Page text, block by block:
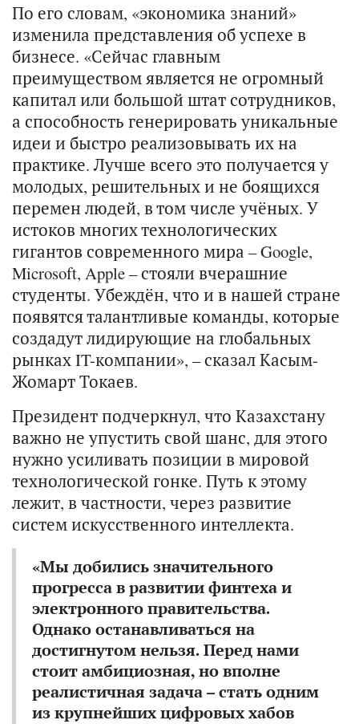
По его словам, «экономика знаний»
изменила представления об успехе в
бизнесе. «Сейчас главным
преимуществом является не огромный
капитал или большой штат сотрудников,
а способность генерировать уникальные
идеи и быстро реализовывать их на
практике. Лучше всего это получается у
молодых, решительных и не боящихся
перемен людей, в том числе учёных. У
истоков многих технологических
гигантов современного мира – Google,
Microsoft, Apple – стояли вчерашние
студенты. Убеждён, что и в нашей стране
появятся талантливые команды, которые
создадут лидирующие на глобальных
рынках IT-компании», – сказал Касым-
Жомарт Токаев.
Президент подчеркнул, что Казахстану
важно не упустить свой шанс, для этого
нужно усиливать позиции в мировой
технологической гонке. Путь к этому
лежит, в частности, через развитие
систем искусственного интеллекта.
«Мы добились значительного
прогресса в развитии финтеха и
электронного правительства.
Однако останавливаться на
достигнутом нельзя. Перед нами
стоит амбициозная, но вполне
реалистичная задача – стать одним
из крупнейших цифровых хабов